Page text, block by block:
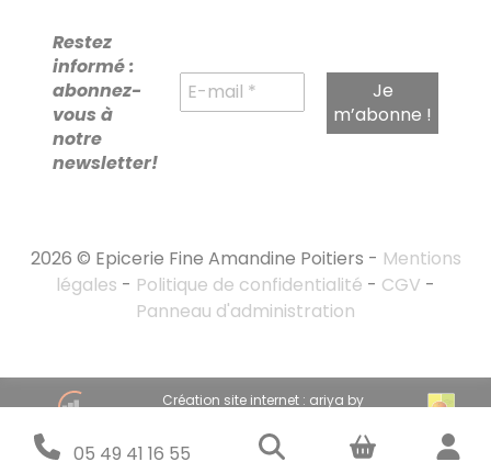
05 49 41 16 55
RECHERCHE
POUR :
Restez
informé :
abonnez-
vous à
notre
newsletter!
2026 © Epicerie Fine Amandine Poitiers - Mentions
légales - Politique de confidentialité - CGV -
Panneau d'administration
Création site internet : ariya by
Stratégie marketing digital : emandarine